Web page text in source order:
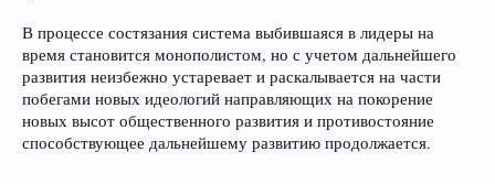
В процессе состязания система выбившаяся в лидеры на
время становится монополистом, но с учетом дальнейшего
развития неизбежно устаревает и раскалывается на части
побегами новых идеологий направляющих на покорение
новых высот общественного развития и противостояние
способствующее дальнейшему развитию продолжается.